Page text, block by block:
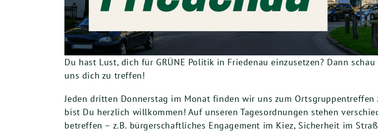
Du hast Lust, dich für GRÜNE Politik in Friedenau einzusetzen? Dann
uns dich zu treffen!
Jeden dritten Donnerstag im Monat finden wir uns zum
bist Du herzlich willkommen! Auf unseren Tagesordnungen stehen
betreffen – z.B. bürgerschaftliches Engagement im Kiez, Sicherheit im